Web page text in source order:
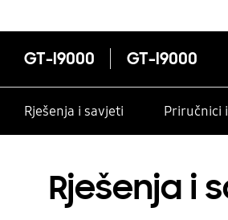
GT-I9000 GT-I9000
Rješenja i savjeti Priručnici
Rješenja i